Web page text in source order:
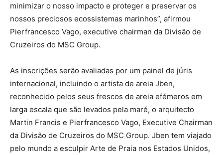
minimizar o nosso impacto e proteger e preservar os
nossos preciosos ecossistemas marinhos”, afirmou
Pierfrancesco Vago, executive chairman da Divisão de
Cruzeiros do MSC Group.
As inscrições serão avaliadas por um painel de júris
internacional, incluindo o artista de areia Jben,
reconhecido pelos seus frescos de areia efémeros em
larga escala que são levados pela maré, o arquitecto
Martin Francis e Pierfrancesco Vago, Executive Chairman
da Divisão de Cruzeiros do MSC Group. Jben tem viajado
pelo mundo a esculpir Arte de Praia nos Estados Unidos,